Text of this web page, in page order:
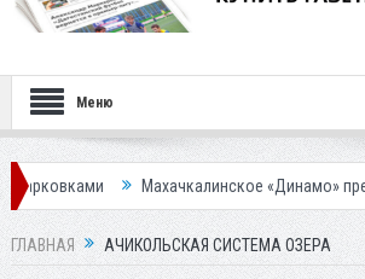
Меню
Махачкалинское «Динамо»
ГЛАВНАЯ АЧИКОЛЬСКАЯ СИСТЕМА ОЗЕРА